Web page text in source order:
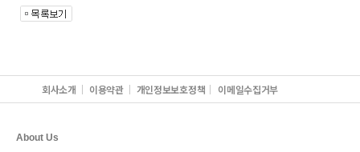
회사소개 이용약관 개인정보보호정책 이메일수집거부
About Us